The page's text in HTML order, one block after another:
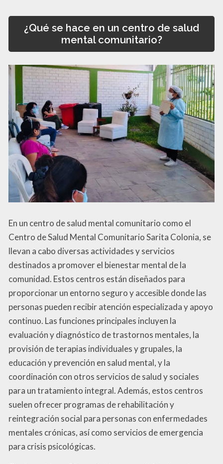
¿Qué se hace en un centro de salud
mental comunitario?
En un centro de salud mental comunitario como el
Centro de Salud Mental Comunitario Sarita Colonia, se
llevan a cabo diversas actividades y servicios
destinados a promover el bienestar mental de la
comunidad. Estos centros están diseñados para
proporcionar un entorno seguro y accesible donde las
personas pueden recibir atención especializada y apoyo
continuo. Las funciones principales incluyen la
evaluación y diagnóstico de trastornos mentales, la
provisión de terapias individuales y grupales, la
educación y prevención en salud mental, y la
coordinación con otros servicios de salud y sociales
para un tratamiento integral. Además, estos centros
suelen ofrecer programas de rehabilitación y
reintegración social para personas con enfermedades
mentales crónicas, así como servicios de emergencia
para crisis psicológicas.